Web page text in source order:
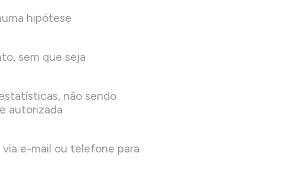
hipótese
sem que seja
não sendo
autorizada
e-mail ou telefone para